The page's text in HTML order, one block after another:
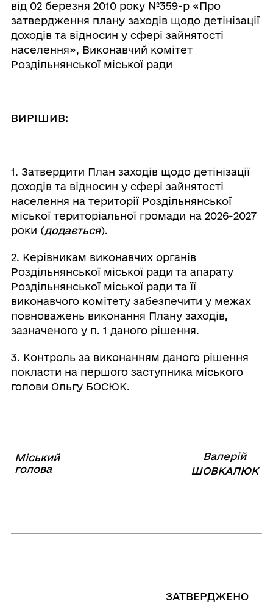
від 02 березня 2010 року №359-р «Про
затвердження плану заходів щодо детінізації
доходів та відносин у сфері зайнятості
населення», Виконавчий комітет
Роздільнянської міської ради
ВИРІШИВ:
1. Затвердити План заходів щодо детінізації
доходів та відносин у сфері зайнятості
населення на території Роздільнянської
міської територіальної громади на 2026-2027
роки (додається).
2. Керівникам виконавчих органів
Роздільнянської міської ради та апарату
Роздільнянської міської ради та її
виконавчого комітету забезпечити у межах
повноважень виконання Плану заходів,
зазначеного у п. 1 даного рішення.
3. Контроль за виконанням даного рішення
покласти на першого заступника міського
голови Ольгу БОСЮК.
Міський
голова⠀
Валерій
ШОВКАЛЮК
ЗАТВЕРДЖЕНО